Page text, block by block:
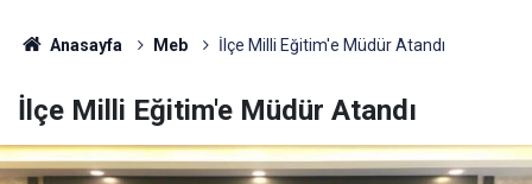
Anasayfa Meb İlçe Milli Eğitim'e Müdür Atandı
İlçe Milli Eğitim'e Müdür Atandı